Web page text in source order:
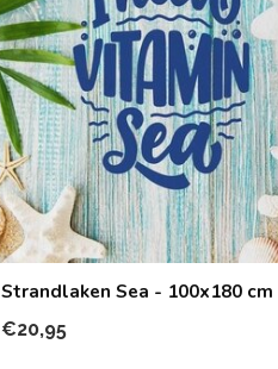
Strandlaken Sea - 100x180 cm
€20,95